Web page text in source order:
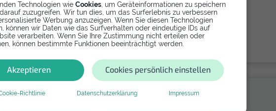
Technologien wie Cookies , um Geräteinformationen zu speichern
zuzugreifen. Wir tun dies, um das Surferlebnis zu verbessern
Werbung anzuzeigen. Wenn Sie diesen Technologien
können wir Daten wie das Surfverhalten oder eindeutige IDs auf
verarbeiten. Wenn Sie Ihre Zustimmung nicht erteilen oder
können bestimmte Funktionen beeinträchtigt werden.
Akzeptieren Cookies persönlich einstellen
Richtlinie Datenschutzerklärung Impressum
Selbst reparieren
Repariere dein Pixel 2 XL - Akku mit Videoanleitung
selbst. Ersatzteile ab